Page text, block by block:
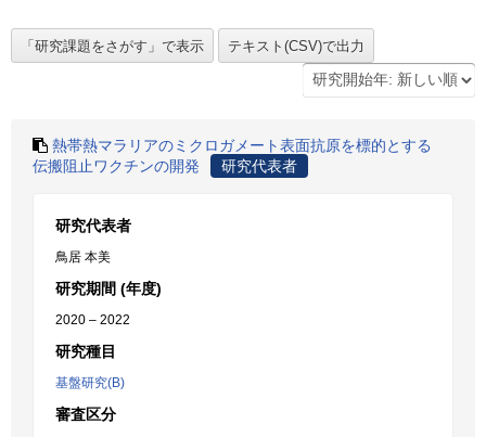
熱帯熱マラリアのミクロガメート表面抗原を標的とする
伝搬阻止ワクチンの開発
研究代表者
研究代表者
鳥居 本美
研究期間 (年度)
2020 – 2022
研究種目
基盤研究(B)
審査区分